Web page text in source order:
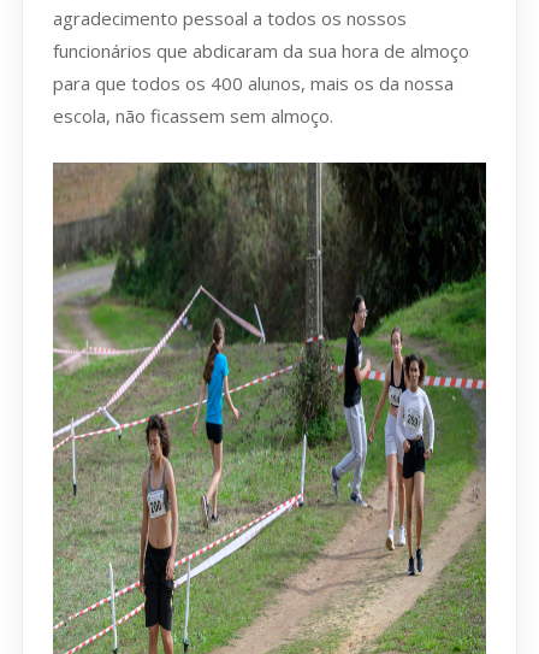
agradecimento pessoal a todos os nossos
funcionários que abdicaram da sua hora de almoço
para que todos os 400 alunos, mais os da nossa
escola, não ficassem sem almoço.